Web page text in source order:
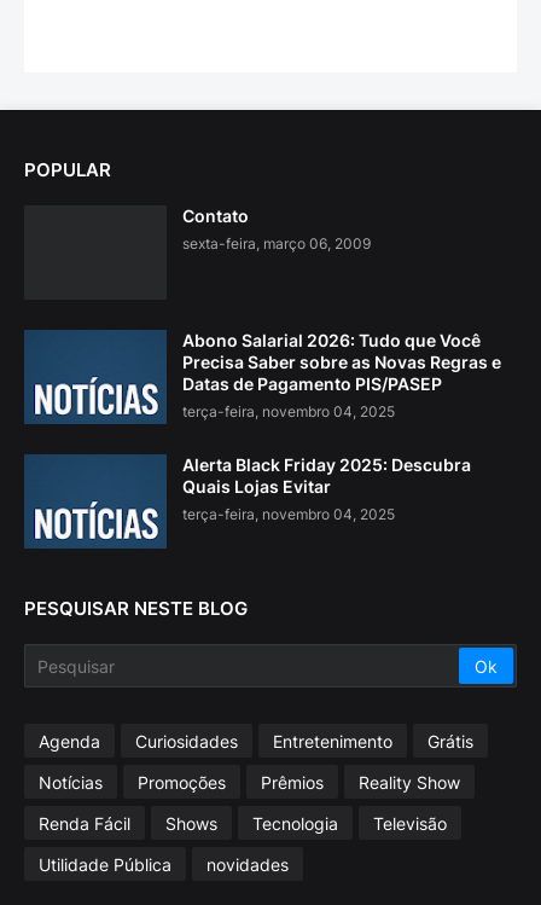
POPULAR
Contato
sexta-feira, março 06, 2009
Abono Salarial 2026: Tudo que Você
Precisa Saber sobre as Novas Regras e
Datas de Pagamento PIS/PASEP
terça-feira, novembro 04, 2025
Alerta Black Friday 2025: Descubra
Quais Lojas Evitar
terça-feira, novembro 04, 2025
PESQUISAR NESTE BLOG
Agenda Curiosidades Entretenimento
Grátis
Notícias
Promoções Prêmios
Reality Show
Renda Fácil
Shows Tecnologia
Televisão
Utilidade Pública
novidades